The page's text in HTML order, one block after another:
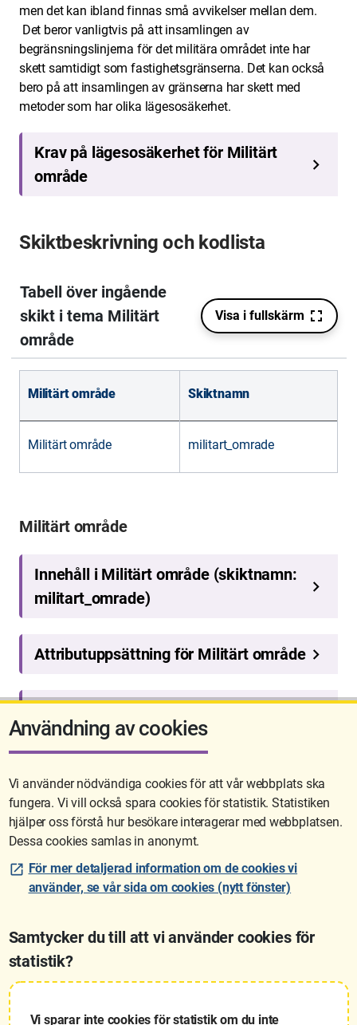
men det kan ibland finnas små avvikelser mellan dem.
Det beror vanligtvis på att insamlingen av
begränsningslinjerna för det militära området inte har
skett samtidigt som fastighetsgränserna. Det kan också
bero på att insamlingen av gränserna har skett med
metoder som har olika lägesosäkerhet.
Skiktbeskrivning och kodlista
Militärt område Skiktnamn
Militärt område militart_omrade
Militärt område
Sidan uppdaterades senast: 2026-05-26 08:06
Användning av cookies
Vi använder nödvändiga cookies för att vår webbplats ska
fungera. Vi vill också spara cookies för statistik. Statistiken
hjälper oss förstå hur besökare interagerar med webbplatsen.
Dessa cookies samlas in anonymt.
För mer detaljerad information om de cookies vi
använder, se vår sida om cookies (nytt fönster)
Samtycker du till att vi använder cookies för
statistik?
Vi sparar inte cookies för statistik om du inte
Lantmäteriet är den myndighet som kartlägger Sverige. Till våra
uppgifter hör också att registrera och säkra ägandet av alla fastigheter
samt hantera deras gränser. Vi tillhör Landsbygds- och